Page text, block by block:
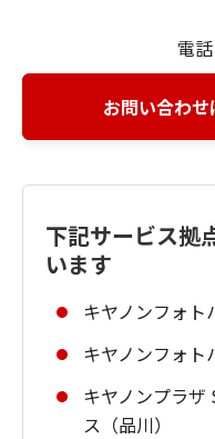
電
お問い合わ
下記サービス拠
います
キヤノンフォト
キヤノンフォト
キヤノンプラザ
ス（品川）